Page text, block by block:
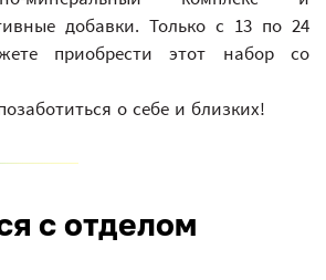
добавки. Только с 13 по 24
приобрести этот набор со
о себе и близких!
с отделом